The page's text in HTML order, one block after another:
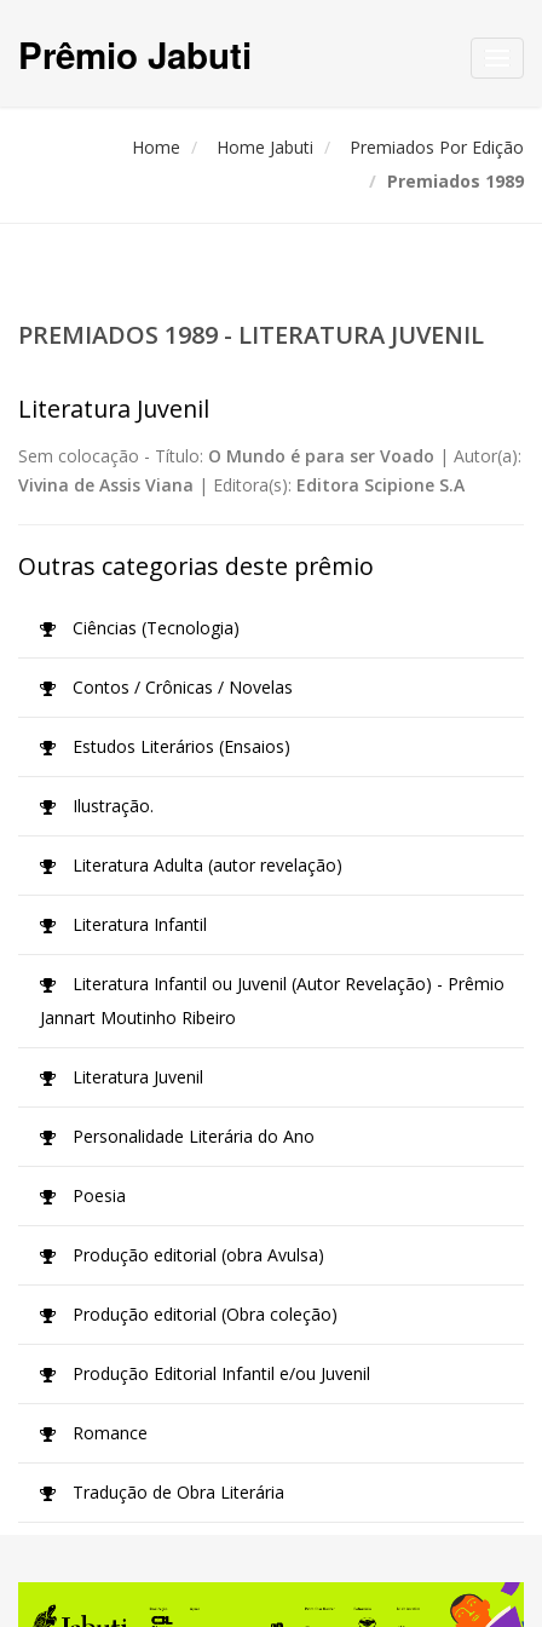
Prêmio Jabuti
Home Home Jabuti
Premiados Por Edição
Premiados 1989
PREMIADOS 1989 - LITERATURA JUVENIL
Literatura Juvenil
Sem colocação - Título: O Mundo é para ser Voado | Autor(a):
Vivina de Assis Viana | Editora(s): Editora Scipione S.A
Outras categorias deste prêmio
Ciências (Tecnologia)
Contos / Crônicas / Novelas
Estudos Literários (Ensaios)
Ilustração.
Literatura Adulta (autor revelação)
Literatura Infantil
Literatura Infantil ou Juvenil (Autor Revelação) - Prêmio
Jannart Moutinho Ribeiro
Literatura Juvenil
Personalidade Literária do Ano
Poesia
Produção editorial (obra Avulsa)
Produção editorial (Obra coleção)
Produção Editorial Infantil e/ou Juvenil
Romance
Tradução de Obra Literária